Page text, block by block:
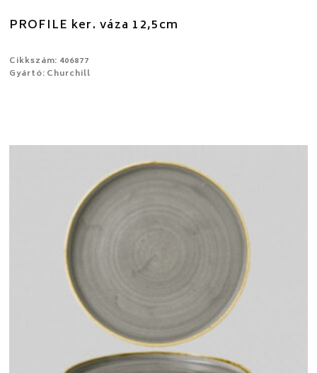
PROFILE ker. váza 12,5cm
Cikkszám: 406877
Gyártó: Churchill